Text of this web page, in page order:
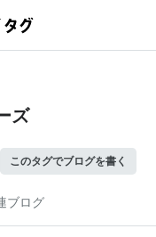
ズ
このタグでブログを書く
ブログ